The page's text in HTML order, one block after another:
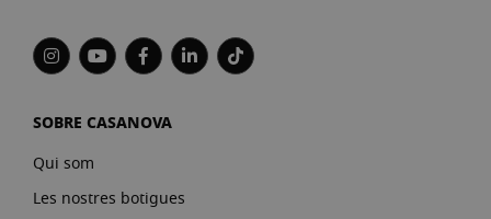
SOBRE CASANOVA
Qui som
Les nostres botigues